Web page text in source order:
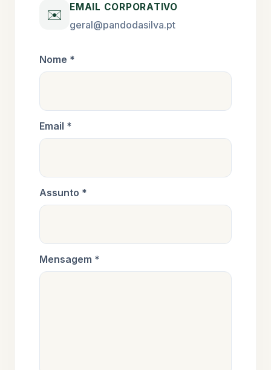
✉️ EMAIL CORPORATIVO
geral@pandodasilva.pt
Nome *
Email *
Assunto *
Mensagem *